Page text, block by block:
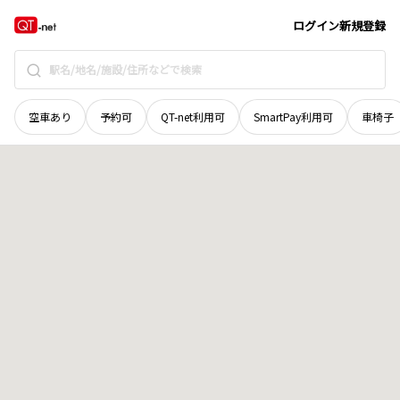
ログイン新規登録
空車あり 予約可 QT-net利用可 SmartPay利用可 車椅子
鳥取県